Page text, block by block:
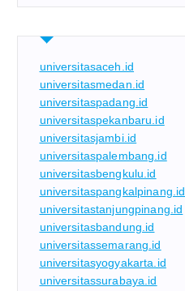
universitasaceh.id
universitasmedan.id
universitaspadang.id
universitaspekanbaru.id
universitasjambi.id
universitaspalembang.id
universitasbengkulu.id
universitaspangkalpinang.id
universitastanjungpinang.id
universitasbandung.id
universitassemarang.id
universitasyogyakarta.id
universitassurabaya.id